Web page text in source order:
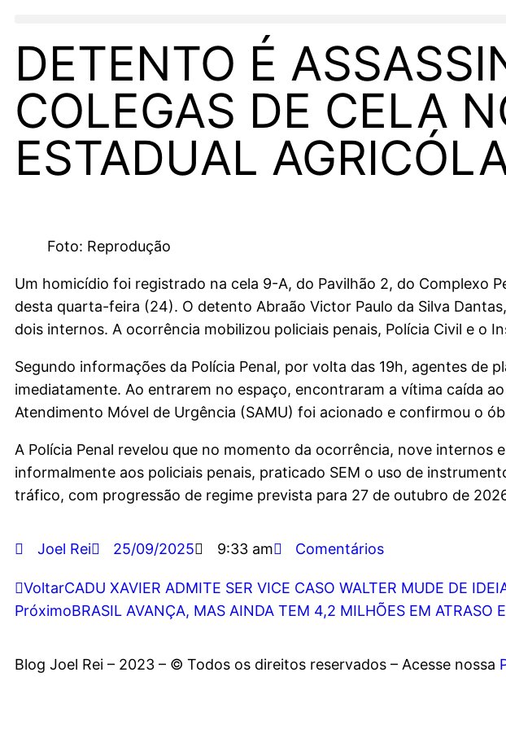
DETENTO É
COLEGAS DE CELA
ESTADUAL
Foto: Reprodução
Um homicídio foi registrado na cela 9-A, do Pavilhão 2, do Complexo
desta quarta-feira (24). O detento Abraão Victor Paulo da Silva
dois internos. A ocorrência mobilizou policiais penais, Polícia Civil e o
Segundo informações da Polícia Penal, por volta das 19h, agentes de
imediatamente. Ao entrarem no espaço, encontraram a vítima caída
Atendimento Móvel de Urgência (SAMU) foi acionado e confirmou o
A Polícia Penal revelou que no momento da ocorrência, nove internos
informalmente aos policiais penais, praticado SEM o uso de
tráfico, com progressão de regime prevista para 27 de outubro de
Joel Rei 25/09/2025 9:33 am Comentários
VoltarCADU XAVIER ADMITE SER VICE CASO WALTER MUDE DE
PróximoBRASIL AVANÇA, MAS AINDA TEM 4,2 MILHÕES EM ATRASO
Blog Joel Rei – 2023 – © Todos os direitos reservados – Acesse nossa